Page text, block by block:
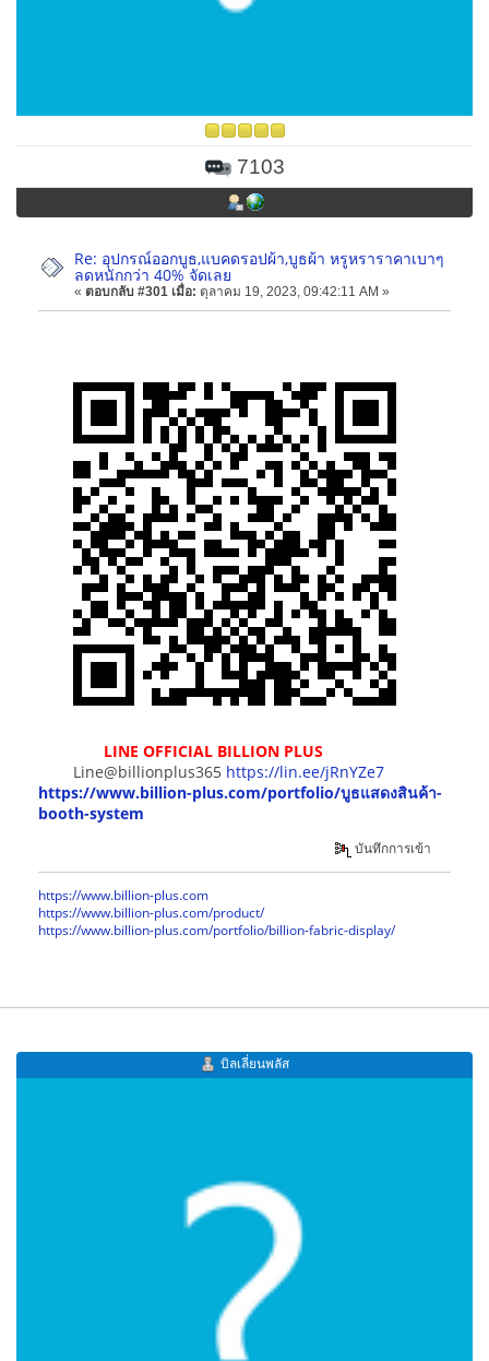
7103
Re: อุปกรณ์ออกบูธ,แบคดรอปผ้า,บูธผ้า หรูหราราคาเบาๆ
ลดหนักกว่า 40% จัดเลย
« ตอบกลับ #301 เมื่อ: ตุลาคม 19, 2023, 09:42:11 AM »
LINE OFFICIAL BILLION PLUS
Line@billionplus365 https://lin.ee/jRnYZe7
https://www.billion-plus.com/portfolio/บูธแสดงสินค้า-
booth-system
บันทึกการเข้า
https://www.billion-plus.com
https://www.billion-plus.com/product/
https://www.billion-plus.com/portfolio/billion-fabric-display/
บิลเลี่ยนพลัส